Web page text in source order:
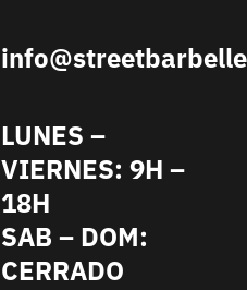
LUNES –
VIERNES: 9H –
18H
SAB – DOM:
CERRADO